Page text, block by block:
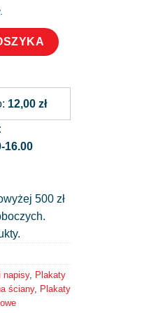
jest nie możliwe
12,00 zł
16.00
500 zł
napisy, Plakaty
ściany, Plakaty